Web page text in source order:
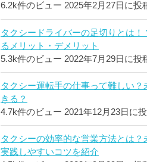
6.2k件のビュー 2025年2月27日に投
タクシードライバーの足切りとは！
るメリット・デメリット
5.3k件のビュー 2022年7月29日に投
タクシー運転手の仕事って難しい？
きる？
4.7k件のビュー 2021年12月23日に
タクシーの効率的な営業方法とは？
実践しやすいコツを紹介